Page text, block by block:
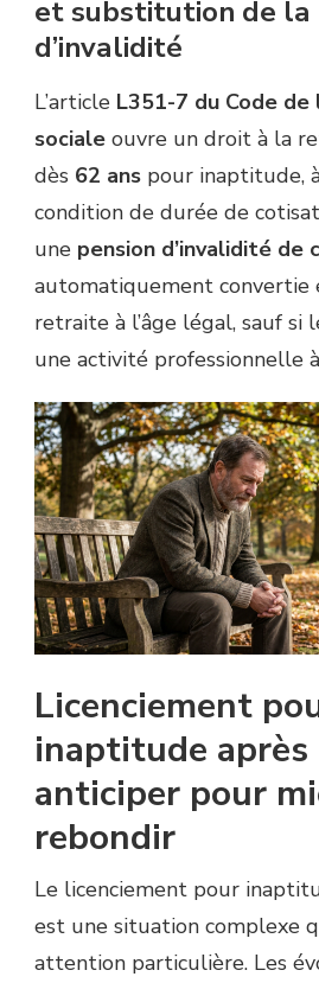
et substitution de la
d’invalidité
L’article L351-7 du Code
sociale ouvre un droit à la
dès 62 ans pour inaptitude,
condition de durée de
une pension d’invalidité de
automatiquement convertie
retraite à l’âge légal, sauf si
une activité professionnelle
Licenciement
inaptitude après
anticiper pour
rebondir
Le licenciement pour
est une situation complexe
attention particulière. Les